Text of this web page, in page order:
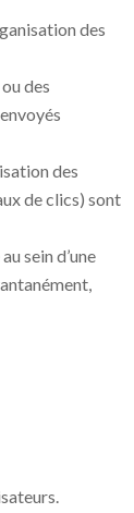
des
des
des
de clics) sont
sein d’une